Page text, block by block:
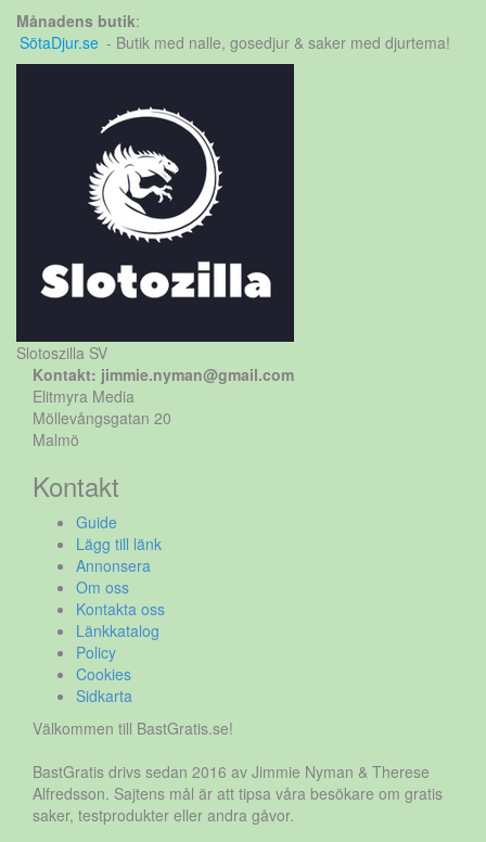
Månadens butik:
SötaDjur.se - Butik med nalle, gosedjur & saker med djurtema!
Slotoszilla SV
Kontakt: jimmie.nyman@gmail.com
Elitmyra Media
Möllevångsgatan 20
Malmö
Kontakt
Guide
Lägg till länk
Annonsera
Om oss
Kontakta oss
Länkkatalog
Policy
Cookies
Sidkarta
Välkommen till BastGratis.se!
BastGratis drivs sedan 2016 av Jimmie Nyman & Therese
Alfredsson. Sajtens mål är att tipsa våra besökare om gratis
saker, testprodukter eller andra gåvor.